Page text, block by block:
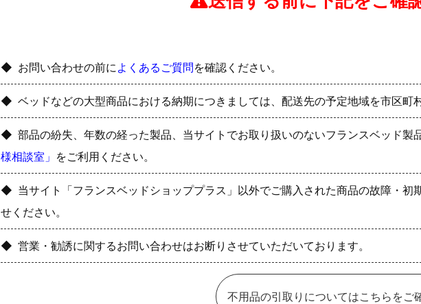
お問い合わせの前に よくあるご質問を確認ください。
ベッドなどの大型商品における納期につきましては、配送先の予定地域を市区町
部品の紛失、年数の経った製品、当サイトでお取り扱いのないフランスベッド製
様相談室」 をご利用ください。
当サイト「フランスベッドショッププラス」以外でご購入された商品の故障・
せください。
営業・勧誘に関するお問い合わせはお断りさせていただいております。
不用品の引取りについてはこちらをご